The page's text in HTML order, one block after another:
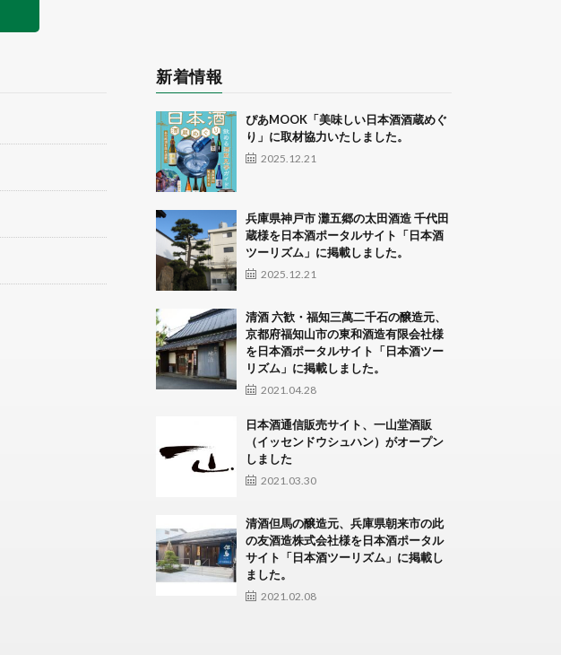
新着情報
ぴあMOOK「美味しい日本酒酒蔵めぐ
り」に取材協力いたしました。
2025.12.21
兵庫県神戸市 灘五郷の太田酒造 千代田
蔵様を日本酒ポータルサイト「日本酒
ツーリズム」に掲載しました。
2025.12.21
清酒 六歓・福知三萬二千石の醸造元、
京都府福知山市の東和酒造有限会社様
を日本酒ポータルサイト「日本酒ツー
リズム」に掲載しました。
2021.04.28
日本酒通信販売サイト、一山堂酒販
（イッセンドウシュハン）がオープン
しました
2021.03.30
清酒但馬の醸造元、兵庫県朝来市の此
の友酒造株式会社様を日本酒ポータル
サイト「日本酒ツーリズム」に掲載し
ました。
2021.02.08